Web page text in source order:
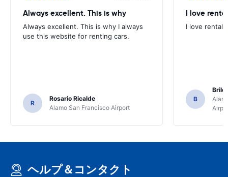
Always excellent. This is why
Always excellent. This is why I always
use this website for renting cars.
R
Rosario Ricalde
Alamo San Francisco Airport
I love
I love rental
B
ヘルプ＆コンタクト